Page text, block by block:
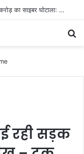
लखनऊ की ‘समिट बिल्डिंग’ में चल रहा था 200 करोड़ का साइबर घोटाला: 40 युवतियों समेत 119 गिरफ्तार
रही सड़क